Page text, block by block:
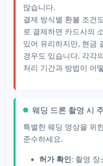
많습니다.
결제 방식별 환불 조건
로 결제하면 카드사의
있어 유리하지만, 현금
경우도 있습니다. 각각
처리 기간과 방법이 어
웨딩 드론 촬영 시
특별한 웨딩 영상을 위
준수하세요.
허가 확인 : 촬영 장